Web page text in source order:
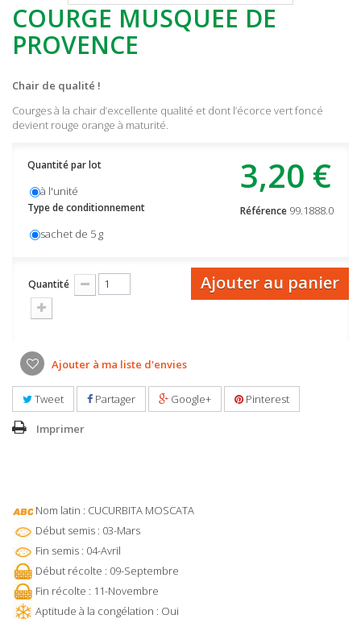
COURGE MUSQUEE DE
PROVENCE
Chair de qualité !
Courges à la chair d’excellente qualité et dont l’écorce vert foncé
devient rouge orange à maturité.
3,20 €
Référence 99.1888.0
Quantité par lot
à l'unité
Type de conditionnement
sachet de 5 g
Quantité Ajouter au panier
Ajouter à ma liste d'envies
Tweet Partager Google+ Pinterest
Imprimer
Nom latin : CUCURBITA MOSCATA
Début semis : 03-Mars
Fin semis : 04-Avril
Début récolte : 09-Septembre
Fin récolte : 11-Novembre
Aptitude à la congélation : Oui